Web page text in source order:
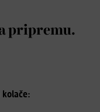
pripremu.